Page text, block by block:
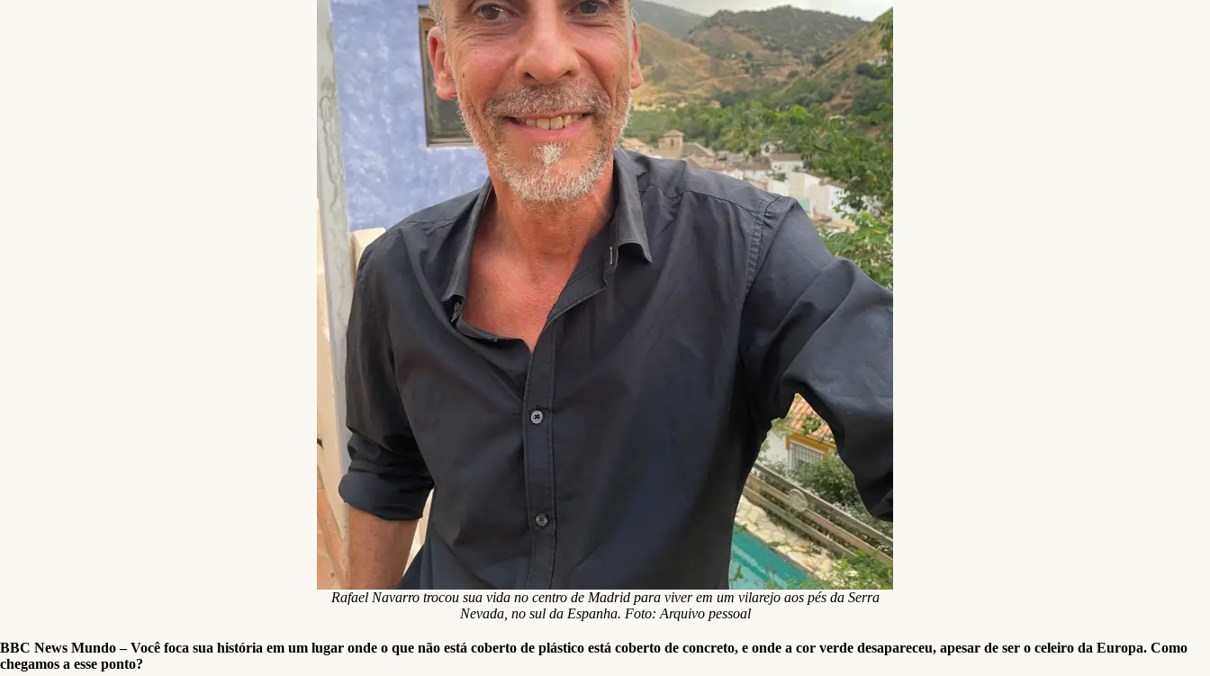
Rafael Navarro trocou sua vida no centro de Madrid para viver em um vilarejo aos pés da Serra
Nevada, no sul da Espanha. Foto: Arquivo pessoal
BBC News Mundo – Você foca sua história em um lugar onde o que não está coberto de plástico está coberto de concreto, e onde a cor verde desapareceu, apesar de ser o celeiro da Europa. Como
chegamos a esse ponto?